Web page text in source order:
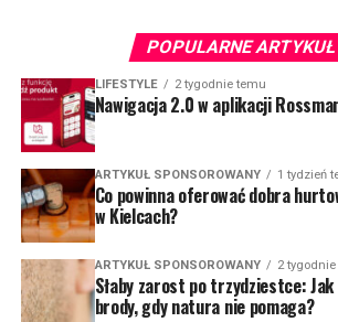
POPULARNE
LIFESTYLE 2 tygodnie temu
Nawigacja 2.0 w aplikacji
ARTYKUŁ SPONSOROWANY 1 tydzień
Co powinna oferować dobra
w Kielcach?
ARTYKUŁ SPONSOROWANY 2
Słaby zarost po trzydziestce:
brody, gdy natura nie pomaga?